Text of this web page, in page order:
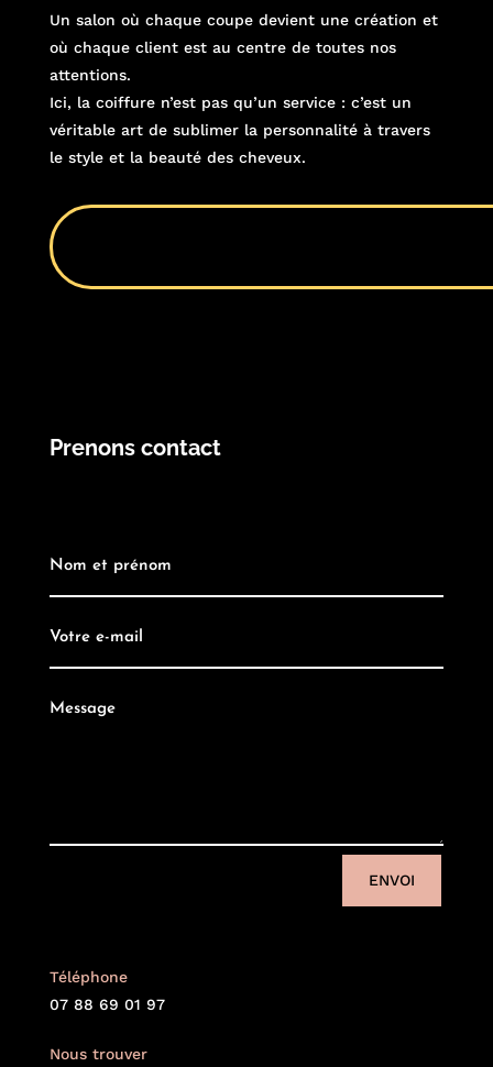
Un salon où chaque coupe devient une création et
où chaque client est au centre de toutes nos
attentions.
Ici, la coiffure n’est pas qu’un service : c’est un
véritable art de sublimer la personnalité à travers
le style et la beauté des cheveux.
Prenons contact
ENVOI
Téléphone
07 88 69 01 97
Nous trouver